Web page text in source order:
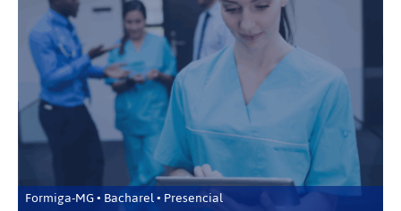
Formiga-MG • Bacharel • Presencial